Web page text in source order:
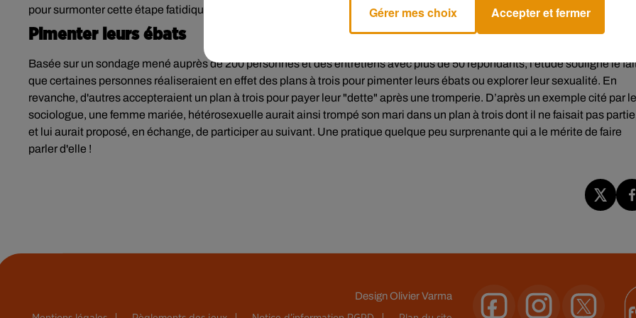
pour surmonter cette étape fatidique.
Pimenter leurs ébats
Basée sur un sondage mené auprès de 200 personnes et des entretiens avec plus de 50 répondants, l'étude souligne le
que certaines personnes réaliseraient en effet des plans à trois pour pimenter leurs ébats ou explorer leur sexualité. En
revanche, d'autres accepteraient un plan à trois pour payer leur "dette" après une tromperie. D’après un exemple cité par le
sociologue, une femme mariée, hétérosexuelle aurait ainsi trompé son mari dans un plan à trois dont il ne faisait pas
et lui aurait proposé, en échange, de participer au suivant. Une pratique quelque peu surprenante qui a le mérite de faire
parler d'elle !
DesignOlivier Varma
Gérer mes choix Accepter et fermer